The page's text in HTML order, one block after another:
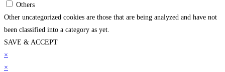
Others
Other uncategorized cookies are those that are being analyzed and have not
been classified into a category as yet.
SAVE & ACCEPT
×
×